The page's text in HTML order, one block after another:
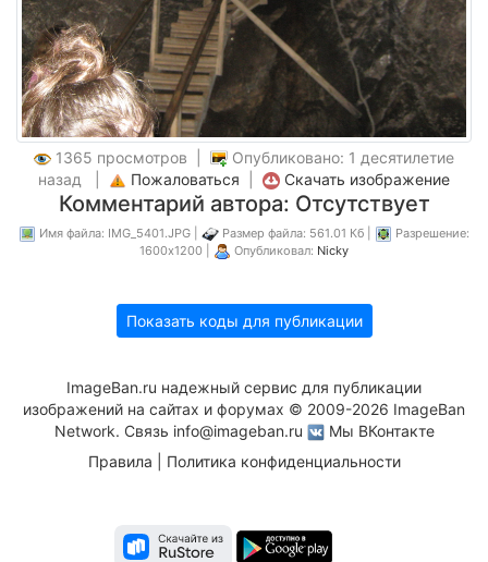
1365 просмотров |
Опубликовано: 1 десятилетие
назад |
Пожаловаться Скачать изображение
Комментарий автора: Отсутствует
Имя файла: IMG_5401.JPG | Размер файла: 561.01 Кб |
Разрешение:
1600x1200 |
Опубликовал: Nicky
Показать коды для публикации
ImageBan.ru надежный сервис для публикации
изображений на сайтах и форумах © 2009-2026 ImageBan
Network. Связь info@imageban.ru
Мы ВКонтакте
Правила
Политика конфиденциальности